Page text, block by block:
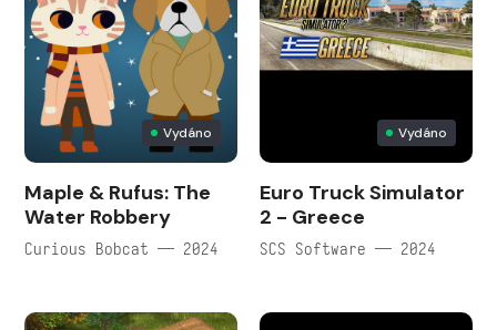
Vydáno
Maple & Rufus: The
Water Robbery
Curious Bobcat — 2024
Vydáno
Euro Truck Simulator
2 - Greece
SCS Software — 2024